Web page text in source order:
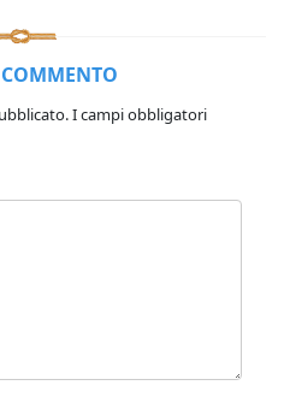
I campi obbligatori